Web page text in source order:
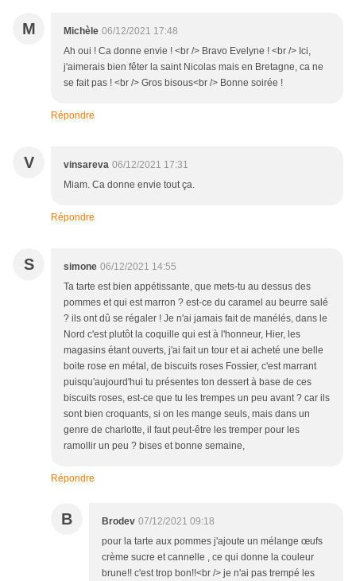
M Michèle 06/12/2021 17:48
Ah oui ! Ca donne envie ! <br /> Bravo Evelyne ! <br /> Ici,
j'aimerais bien fêter la saint Nicolas mais en Bretagne, ca ne
se fait pas ! <br /> Gros bisous<br /> Bonne soirée !
Répondre
V vinsareva 06/12/2021 17:31
Miam. Ca donne envie tout ça.
Répondre
S simone 06/12/2021 14:55
Ta tarte est bien appétissante, que mets-tu au dessus des
pommes et qui est marron ? est-ce du caramel au beurre salé
? ils ont dû se régaler ! Je n'ai jamais fait de manélés, dans le
Nord c'est plutôt la coquille qui est à l'honneur, Hier, les
magasins étant ouverts, j'ai fait un tour et ai acheté une belle
boite rose en métal, de biscuits roses Fossier, c'est marrant
puisqu'aujourd'hui tu présentes ton dessert à base de ces
biscuits roses, est-ce que tu les trempes un peu avant ? car ils
sont bien croquants, si on les mange seuls, mais dans un
genre de charlotte, il faut peut-être les tremper pour les
ramollir un peu ? bises et bonne semaine,
Répondre
B Brodev 07/12/2021 09:18
pour la tarte aux pommes j'ajoute un mélange œufs
crème sucre et cannelle , ce qui donne la couleur
brune!! c'est trop bon!!<br /> je n'ai pas trempé les